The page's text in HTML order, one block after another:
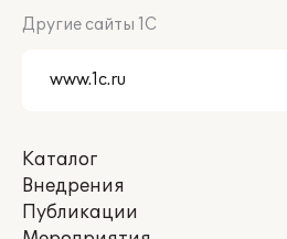
Другие сайты 1С
Каталог
Внедрения
Публикации